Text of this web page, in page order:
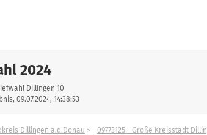
2024
Dillingen 10
09.07.2024, 14:38:53
Dillingen a.d.Donau 09773125 - Große Kreisstadt